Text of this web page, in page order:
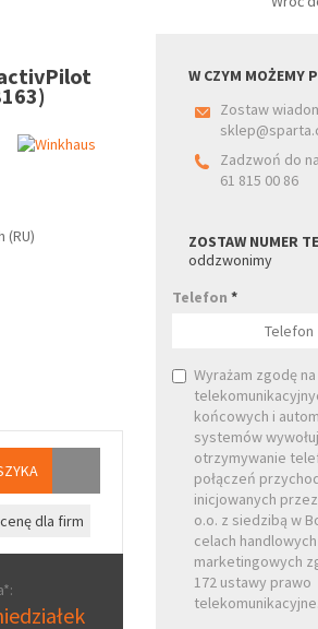
dla firm
W CZYM MOŻEMY
Zostaw
Zadzwoń do
61 815 00 86
ZOSTAW NUMER
oddzwonimy
Telefon*
Wyrażam zgodę
końcowych i
systemów
otrzymywanie
połączeń
inicjowanych
o.o. z siedzibą w
celach
marketingowych
172 ustawy prawo
telekomunikacyjne.